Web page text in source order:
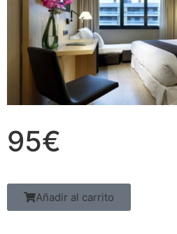
95€
Añadir al carrito